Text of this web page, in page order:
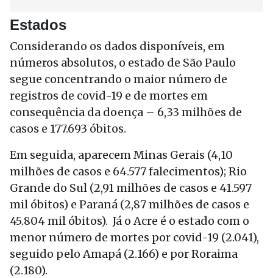
Estados
Considerando os dados disponíveis, em
números absolutos, o estado de São Paulo
segue concentrando o maior número de
registros de covid-19 e de mortes em
consequência da doença – 6,33 milhões de
casos e 177.693 óbitos.
Em seguida, aparecem Minas Gerais (4,10
milhões de casos e 64.577 falecimentos); Rio
Grande do Sul (2,91 milhões de casos e 41.597
mil óbitos) e Paraná (2,87 milhões de casos e
45.804 mil óbitos). Já o Acre é o estado com o
menor número de mortes por covid-19 (2.041),
seguido pelo Amapá (2.166) e por Roraima
(2.180).